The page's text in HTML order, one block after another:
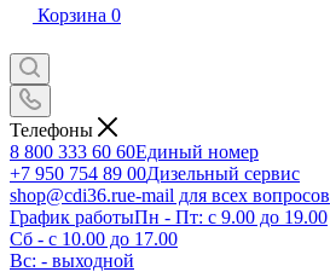
Корзина 0
Телефоны
8 800 333 60 60Единый номер
+7 950 754 89 00Дизельный сервис
shop@cdi36.rue-mail для всех вопросов
График работыПн - Пт: с 9.00 до 19.00
Сб - с 10.00 до 17.00
Вс: - выходной